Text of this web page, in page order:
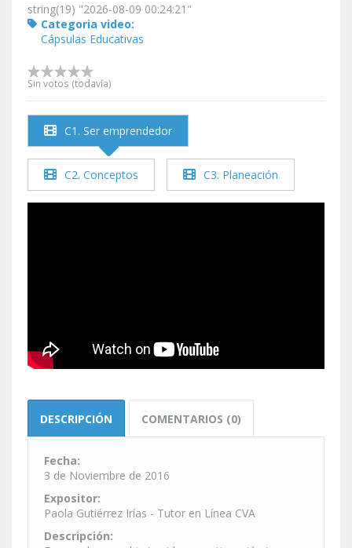
string(19) "2026-08-09 00:24:21"
Categoria video:
Cápsulas Educativas
Sin votos (todavía)
C1. Ser emprendedor
C2. Conceptos C3. Planeación
DESCRIPCIÓN COMENTARIOS (0)
Fecha:
3 de Noviembre de 2016
Expositor:
Paola Gutiérrez Irías - Tutor en Línea CVA
Descripción: